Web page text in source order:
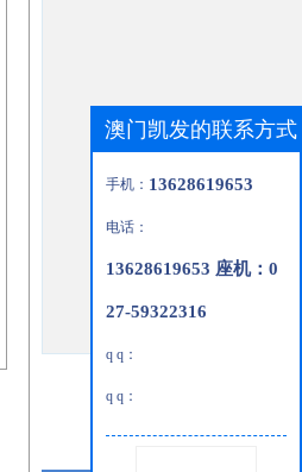
欢迎询价
基硅烷欢迎询价
价
酚钠欢迎询价
(15214-89-8)
(2011-66-7)
澳门凯发的联系方式
手机： 13628619653
电话：
13628619653 座机：0
27-59322316
q q：
q q：